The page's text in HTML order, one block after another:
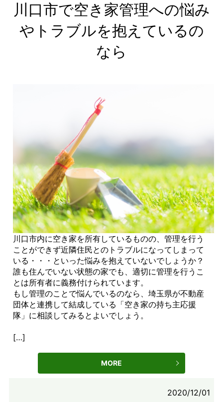
川口市で空き家管理への悩み
やトラブルを抱えているの
なら
川口市内に空き家を所有しているものの、管理を行う
ことができず近隣住民とのトラブルになってしまって
いる・・・といった悩みを抱えていないでしょうか？
誰も住んでいない状態の家でも、適切に管理を行うこ
とは所有者に義務付けられています。
もし管理のことで悩んでいるのなら、埼玉県が不動産
団体と連携して結成している「空き家の持ち主応援
隊」に相談してみるとよいでしょう。
[…]
MORE
2020/12/01